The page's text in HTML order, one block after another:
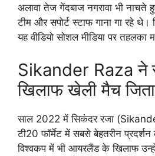
अलावा तेज गेंदबाज नगरावा भी नाचते
टीम और सपोर्ट स्टाफ गाना गा रहे थे।
यह वीडियो सोशल मीडिया पर तहलका
Sikander Raza ने
खिलाफ खेली मैच
साल 2022 में सिकंदर रजा
टी20 फॉर्मेट में सबसे बेहतरीन
विश्वकप में भी आयरलैंड के खिलाफ